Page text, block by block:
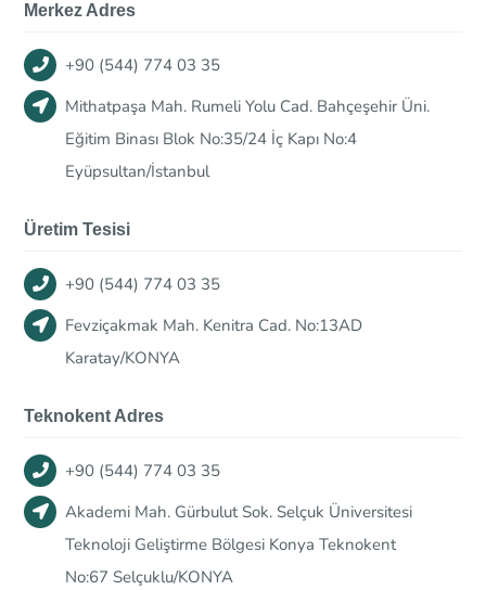
Merkez Adres
+90 (544) 774 03 35
Mithatpaşa Mah. Rumeli Yolu Cad. Bahçeşehir Üni.
Eğitim Binası Blok No:35/24 İç Kapı No:4
Eyüpsultan/İstanbul
Üretim Tesisi
+90 (544) 774 03 35
Fevziçakmak Mah. Kenitra Cad. No:13AD
Karatay/KONYA
Teknokent Adres
+90 (544) 774 03 35
Akademi Mah. Gürbulut Sok. Selçuk Üniversitesi
Teknoloji Geliştirme Bölgesi Konya Teknokent
No:67 Selçuklu/KONYA